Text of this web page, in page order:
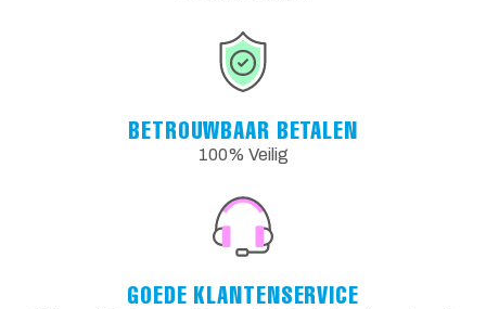
BETROUWBAAR BETALEN
100% Veilig
GOEDE KLANTENSERVICE